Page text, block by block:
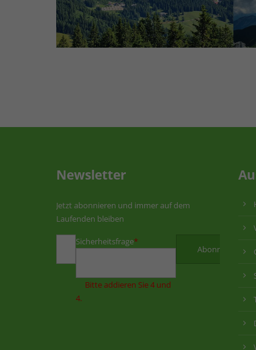
Newsletter
Jetzt abonnieren und immer auf dem
Laufenden bleiben
Sicherheitsfrage*
Bitte addieren Sie 4 und
4.